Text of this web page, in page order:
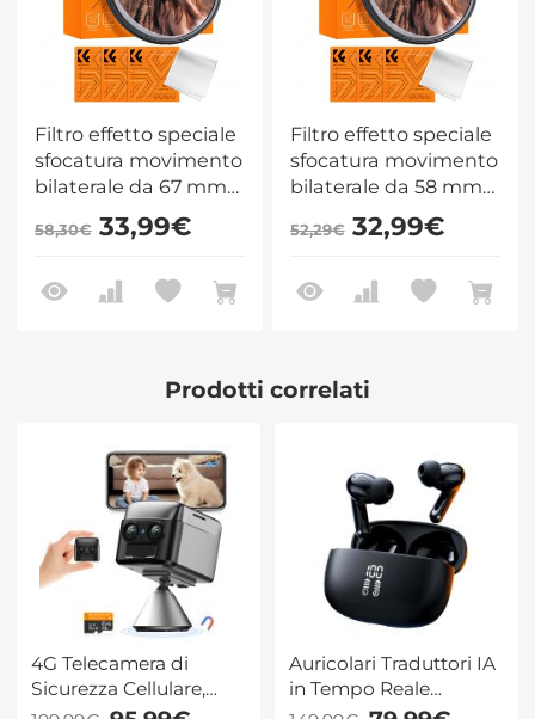
Filtro effetto speciale
sfocatura movimento
bilaterale da 67 mm
in vetro ottico per
obiettivo fotocamera
58,30€33,99€
Filtro effetto speciale
sfocatura movimento
bilaterale da 58 mm
in vetro ottico a
doppio movimento
fotocamere serie
52,29€32,99€
Prodotti correlati
4G Telecamera di
Sicurezza Cellulare,
Doppia Lente 2K Zoom
Auricolari Traduttori IA
in Tempo Reale
Bidirezionale 132